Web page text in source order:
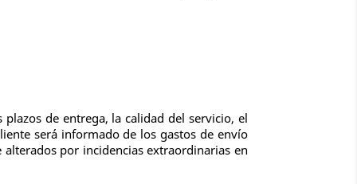
de entrega, la calidad del servicio, el
será informado de los gastos de envío
por incidencias extraordinarias en